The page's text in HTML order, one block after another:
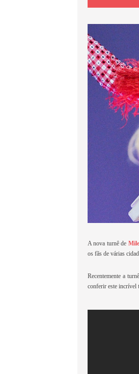
A nova turnê de
os fãs de várias
Recentemente a
conferir este incrível